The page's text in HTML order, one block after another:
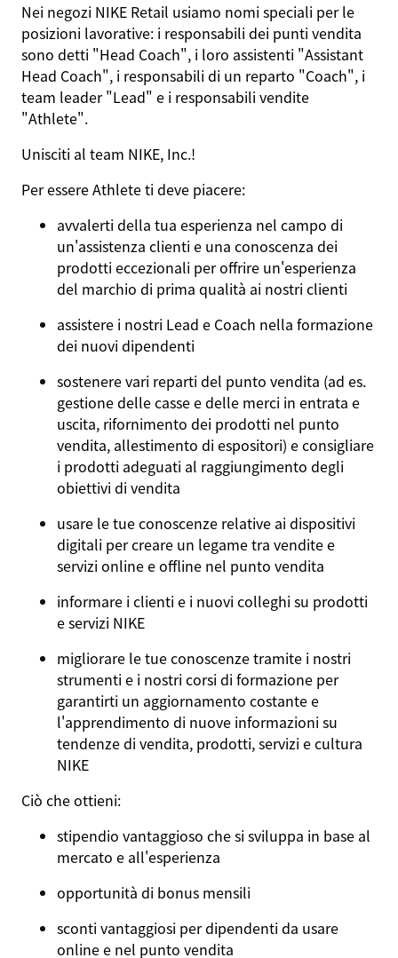
Nei negozi NIKE Retail usiamo nomi speciali per le
posizioni lavorative: i responsabili dei punti vendita
sono detti "Head Coach", i loro assistenti "Assistant
Head Coach", i responsabili di un reparto "Coach", i
team leader "Lead" e i responsabili vendite
"Athlete".
Unisciti al team NIKE, Inc.!
Per essereAthleteti deve piacere:
avvalerti della tua esperienza nel campo di
un'assistenza clienti e una conoscenza dei
prodotti eccezionali per offrire un'esperienza
del marchio di prima qualità ai nostri clienti
assistere i nostri Lead e Coach nella formazione
dei nuovi dipendenti
sostenere vari reparti del punto vendita (ad es.
gestione delle casse e delle merci in entrata e
uscita, rifornimento dei prodotti nel punto
vendita, allestimento di espositori) e consigliare
i prodotti adeguati al raggiungimento degli
obiettivi di vendita
usare le tue conoscenze relative ai dispositivi
digitali per creare un legame tra vendite e
servizi online e offline nel punto vendita
informare i clienti e i nuovi colleghi su prodotti
e servizi NIKE
migliorare le tue conoscenze tramite i nostri
strumenti e i nostri corsi di formazione per
garantirti un aggiornamento costante e
l'apprendimento di nuove informazioni su
tendenze di vendita, prodotti, servizi e cultura
NIKE
Ciò che ottieni:
stipendio vantaggioso che si sviluppa in base al
mercato e all'esperienza
opportunità di bonus mensili
sconti vantaggiosi per dipendenti da usare
online e nel punto vendita